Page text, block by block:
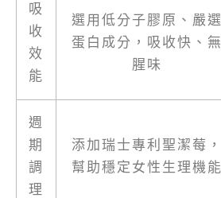
吸
收
效
能
選用低分子膠原、嚴選
蛋白成分，吸收快、無
腥味
週
期
調
理
添加瑞士專利聖潔莓，
幫助穩定女性生理機能